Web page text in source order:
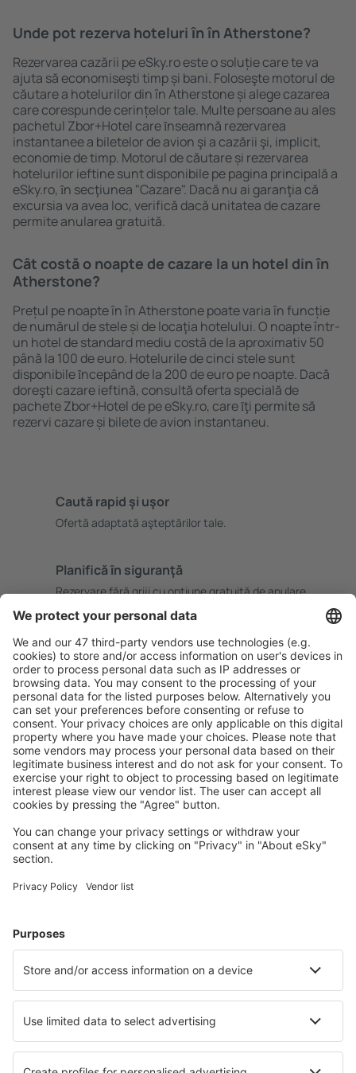
Unde pot rezerva hoteluri ȋn în Atherstone?
Rezervarea cazării pe eSky.ro este o soluție care te va
ajuta să economiseşti timp și bani. Foloseşte motorul de
căutare a hotelurilor din în Atherstone și alege cazarea
care corespunde cerințelor tale. Multe persoane au ales
pachetul Zbor+Hotel care ȋnseamnă rezervarea
instantanee a biletelor de avion şi a cazării şi, implicit,
economie de timp. Motorul de căutare și rezervarea
hotelurilor ieftine sunt disponibile pe pagina principală a
eSky.ro, ȋn secţiunea "Cazare". Dacă nu ai garanţia că
excursia va avea loc, verifică dacă unitatea de cazare
permite anularea gratuită.
Cât costă o noapte de cazare la un hotel din în
Atherstone?
Prețul pe noapte în în Atherstone poate varia în funcție
de numărul de stele și de locaţia hotelului. O noapte într-
un hotel de standard mediu costă de la aproximativ 50
până la 100 de euro. Hotelurile de cinci stele sunt
disponibile ȋncepând de la 200 de euro pe noapte. Dacă
doreşti cazare ieftină, consultă oferta specială de
pachete Zbor+Hotel de pe eSky.ro, care ȋţi permite să
rezervi cazare și bilete de avion instantaneu.
Caută rapid şi uşor
Ofertă adaptată aşteptărilor tale.
Planifică ȋn siguranţă
Rezervare fără griji cu opțiune gratuită de anulare.
Economiseşte mai mult
Prețuri atractive și oferte speciale pentru utilizatorii
conectați.
Cazarea preferată
Alege din peste 1,3 mil. de opţiuni: hoteluri, cabane,
apartamente și altele.
Cele mai căutate hoteluri de către utilizatorii eSky
Hoteluri în Marea Britanie - Orașe populare
Hoteluri în Manchester
Hoteluri în Windermere Hoteluri în Eastbourne
Hoteluri în St Austell Hoteluri în Solihull
Cele mai bune hoteluri - orașe